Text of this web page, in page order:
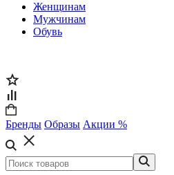
Женщинам
Мужчинам
Обувь
Бренды Образы Акции %